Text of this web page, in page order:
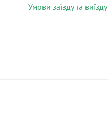
Умови заїзду та виїзду